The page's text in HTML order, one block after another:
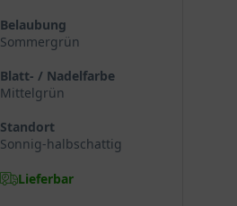
Belaubung
Sommergrün
Blatt- / Nadelfarbe
Mittelgrün
Standort
Sonnig-halbschattig
Lieferbar